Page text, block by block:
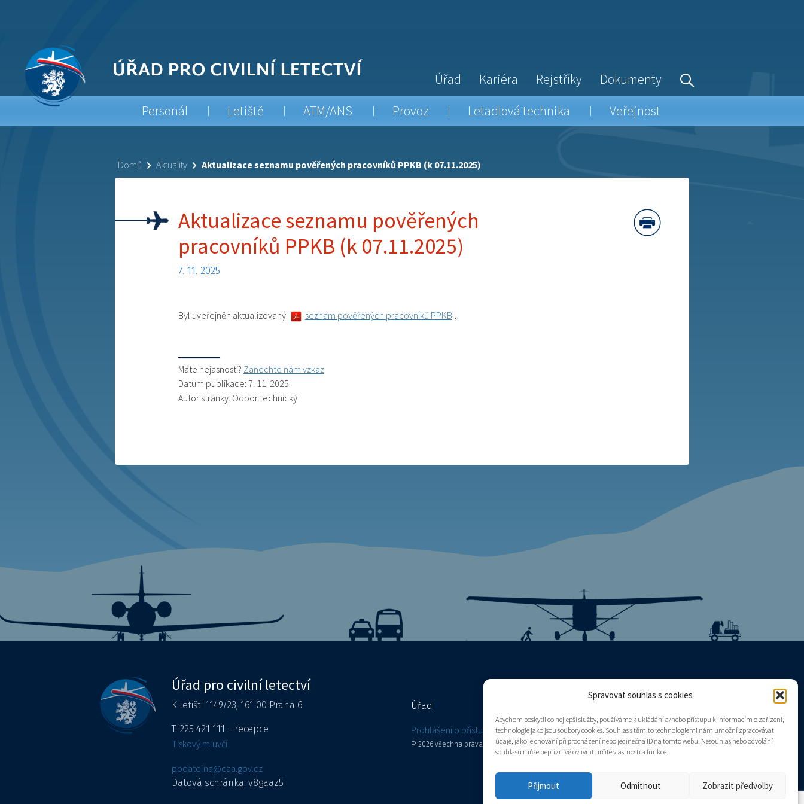
Spravovat souhlas s cookies
Abychom poskytli co nejlepší služby, používáme k ukládání a/nebo přístupu k informacím o zařízení,
technologie jako jsou soubory cookies. Souhlas s těmito technologiemi nám umožní zpracovávat
údaje, jako je chování při procházení nebo jedinečná ID na tomto webu. Nesouhlas nebo odvolání
souhlasu může nepříznivě ovlivnit určité vlastnosti a funkce.
Přijmout Odmítnout Zobrazit předvolby
Úřad Kariéra Rejstříky
Dokumenty
Personál
Letiště ATM/ANS Provoz Letadlová technika Veřejnost
Domů Aktuality Aktualizace seznamu pověřených pracovníků PPKB (k 07.11.2025)
Aktualizace seznamu pověřených
pracovníků PPKB (k 07.11.2025)
7. 11. 2025
Byl uveřejněn aktualizovaný seznam pověřených pracovníků PPKB .
Máte nejasnosti? Zanechte nám vzkaz
Datum publikace: 7. 11. 2025
Autor stránky: Odbor technický
Úřad pro civilní letectví
K letišti 1149/23, 161 00 Praha 6
T: 225 421 111 – recepce
Tiskový mluvčí
podatelna@caa.gov.cz
Datová schránka: v8gaaz5
Úřad
Prohlášení o přístupnosti Zásady cookies (EU)
© 2026 všechna práva vyhrazena